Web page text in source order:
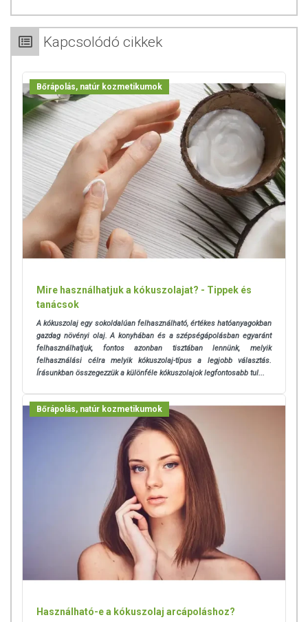
Kapcsolódó cikkek
Bőrápolás, natúr kozmetikumok
Mire használhatjuk a kókuszolajat? - Tippek és
tanácsok
A kókuszolaj egy sokoldalúan felhasználható, értékes hatóanyagokban
gazdag növényi olaj. A konyhában és a szépségápolásban egyaránt
felhasználhatjuk, fontos azonban tisztában lennünk, melyik
felhasználási célra melyik kókuszolaj-típus a legjobb választás.
Írásunkban összegezzük a különféle kókuszolajok legfontosabb tul...
Bőrápolás, natúr kozmetikumok
Használható-e a kókuszolaj arcápoláshoz?